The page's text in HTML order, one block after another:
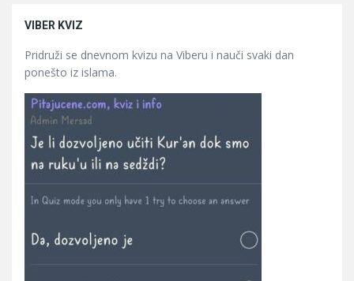
VIBER KVIZ
Pridruži se dnevnom kvizu na Viberu i nauči svaki dan
ponešto iz islama.